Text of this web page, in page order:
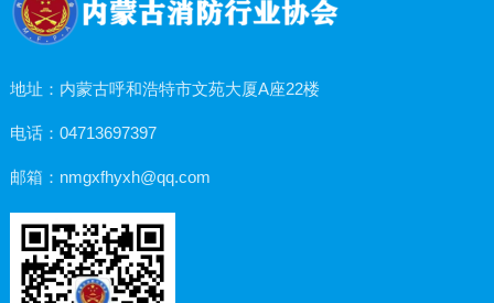
地址：内蒙古呼和浩特市文苑大厦A座22楼
电话：04713697397
邮箱：nmgxfhyxh@qq.com